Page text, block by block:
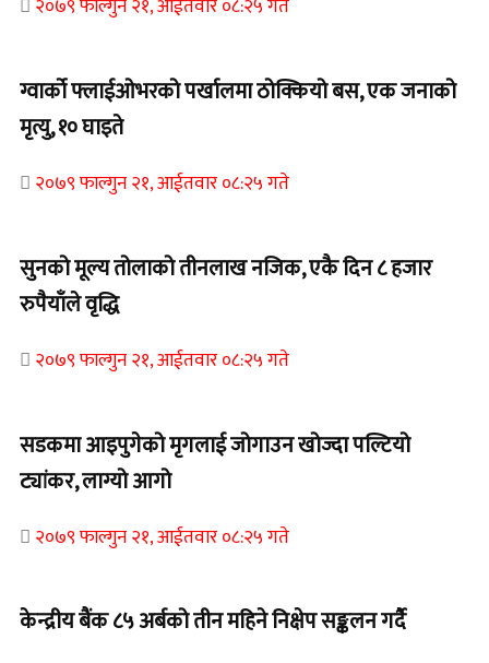
२०७९ फाल्गुन २१, आईतवार ०८:२५ गते
ग्वार्को फ्लाईओभरको पर्खालमा ठोक्कियो बस, एक जनाको
मृत्यु, १० घाइते
२०७९ फाल्गुन २१, आईतवार ०८:२५ गते
सुनको मूल्य तोलाको तीनलाख नजिक, एकै दिन ८ हजार
रुपैयाँले वृद्धि
२०७९ फाल्गुन २१, आईतवार ०८:२५ गते
सडकमा आइपुगेको मृगलाई जोगाउन खोज्दा पल्टियो
ट्यांकर, लाग्यो आगो
२०७९ फाल्गुन २१, आईतवार ०८:२५ गते
केन्द्रीय बैंक ८५ अर्बको तीन महिने निक्षेप सङ्कलन गर्दै